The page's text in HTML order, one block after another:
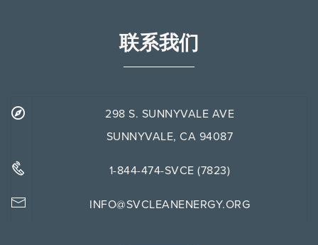
联系我们
298 S. SUNNYVALE AVE
SUNNYVALE, CA 94087
1-844-474-SVCE (7823)
INFO@SVCLEANENERGY.ORG